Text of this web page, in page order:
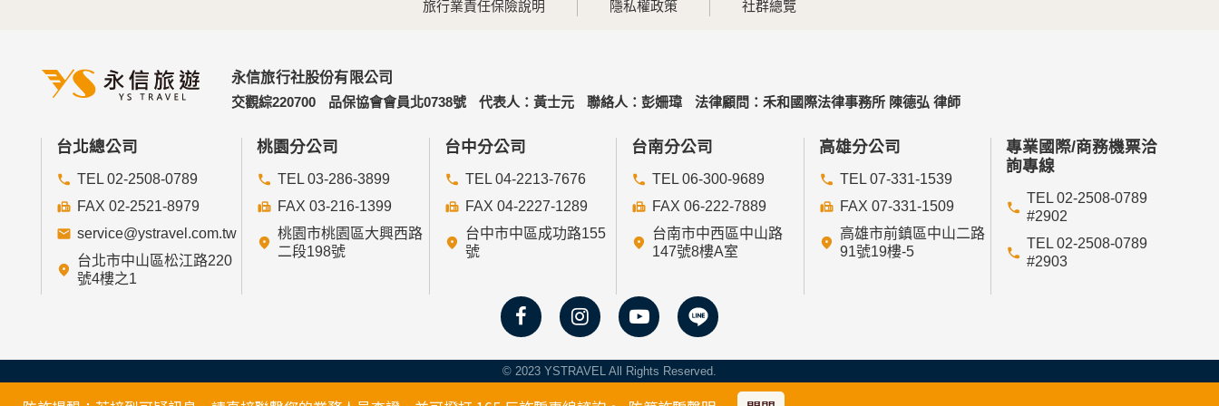
旅行業責任保險說明 隱私權政策 社群總覽
永信旅行社股份有限公司
交觀綜220700
品保協會會員北0738號 代表人：黃士元 聯絡人：彭姍瑋 法律顧問：禾和國際法律事務所 陳德弘 律師
台北總公司
TEL 02-2508-0789
FAX 02-2521-8979
service@ystravel.com.tw
台北市中山區松江路220
號4樓之1
桃園分公司
TEL 03-286-3899
FAX 03-216-1399
桃園市桃園區大興西路
二段198號
台中分公司
TEL 04-2213-7676
FAX 04-2227-1289
台中市中區成功路155
號
台南分公司
TEL 06-300-9689
FAX 06-222-7889
台南市中西區中山路
147號8樓A室
高雄分公司
TEL 07-331-1539
FAX 07-331-1509
高雄市前鎮區中山二路
91號19樓-5
專業國際/商務機票洽
詢專線
TEL 02-2508-0789
#2902
TEL 02-2508-0789
#2903
© 2023 YSTRAVEL All Rights Reserved.